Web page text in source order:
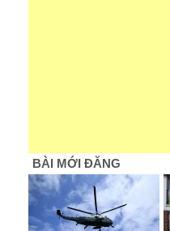
BÀI MỚI ĐĂNG